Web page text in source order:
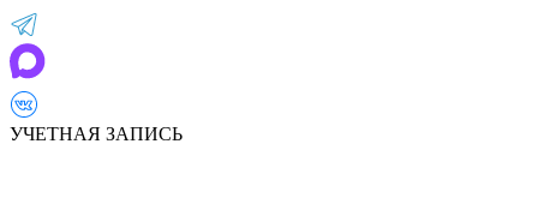
УЧЕТНАЯ ЗАПИСЬ